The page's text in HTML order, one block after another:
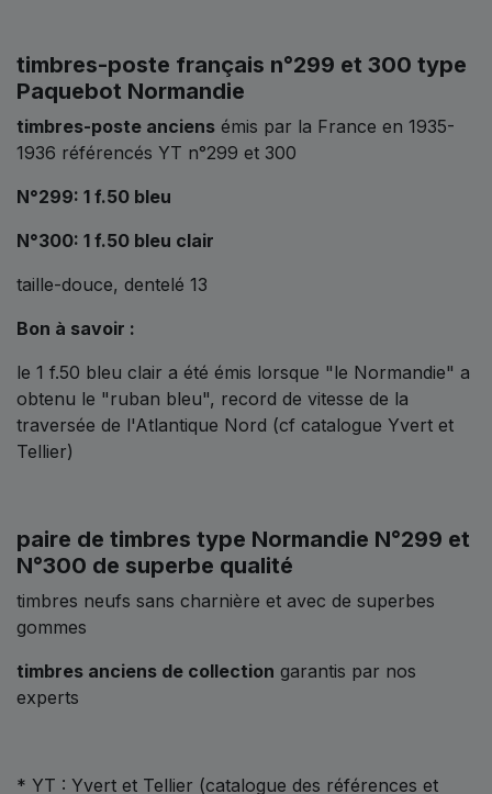
timbres-poste français n°299 et 300 type
Paquebot Normandie
timbres-poste anciens émis par la France en 1935-
1936 référencés YT n°299 et 300
N°299: 1 f.50 bleu
N°300: 1 f.50 bleu clair
taille-douce, dentelé 13
Bon à savoir :
le 1 f.50 bleu clair a été émis lorsque "le Normandie" a
obtenu le "ruban bleu", record de vitesse de la
traversée de l'Atlantique Nord (cf catalogue Yvert et
Tellier)
paire de timbres type Normandie N°299 et
N°300 de superbe qualité
timbres neufs sans charnière et avec de superbes
gommes
timbres anciens de collection garantis par nos
experts
* YT : Yvert et Tellier (catalogue des références et